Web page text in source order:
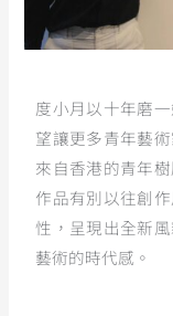
度小月以十年磨
望讓更多青年藝
來自香港的青年
作品有別以往創
性，呈現出全新
藝術的時代感。